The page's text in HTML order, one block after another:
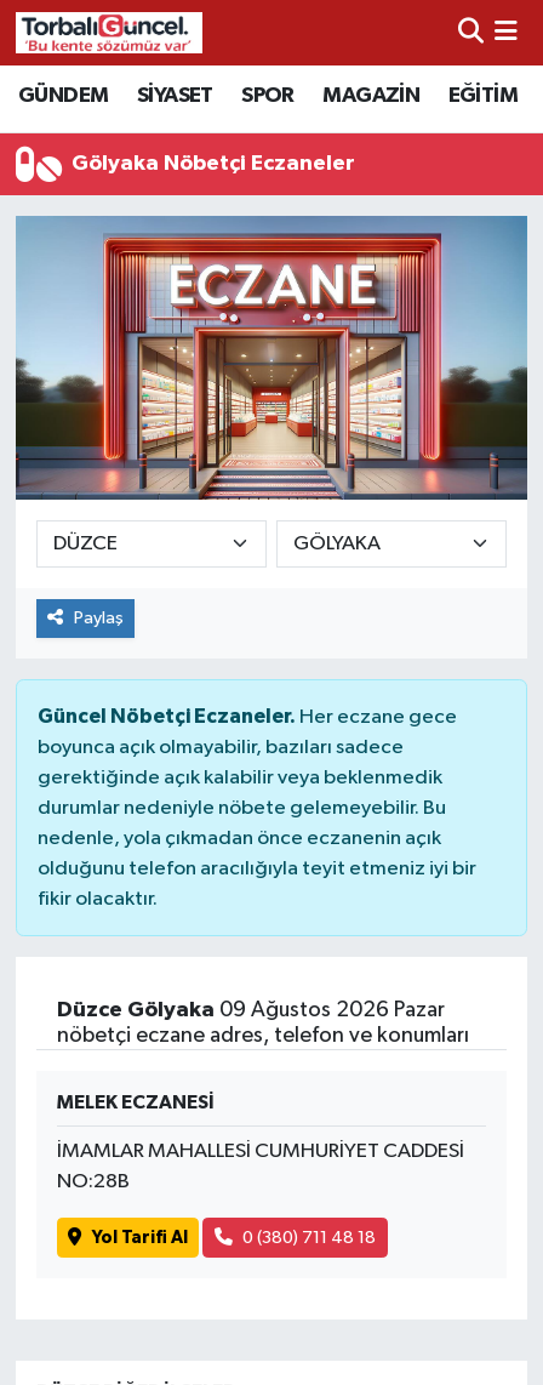
GÜNDEM SİYASET SPOR MAGAZİN EĞİTİM
Gölyaka Nöbetçi Eczaneler
Paylaş
Güncel Nöbetçi Eczaneler. Her eczane gece
boyunca açık olmayabilir, bazıları sadece
gerektiğinde açık kalabilir veya beklenmedik
durumlar nedeniyle nöbete gelemeyebilir. Bu
nedenle, yola çıkmadan önce eczanenin açık
olduğunu telefon aracılığıyla teyit etmeniz iyi bir
fikir olacaktır.
Düzce Gölyaka 09 Ağustos 2026 Pazar
nöbetçi eczane adres, telefon ve konumları
MELEK ECZANESİ
İMAMLAR MAHALLESİ CUMHURİYET CADDESİ
NO:28B
Yol Tarifi Al 0 (380) 711 48 18
İzmir Nöbetçi Eczaneler
İzmir Hava Durumu
İzmir Namaz Vakitleri
İzmir Trafik Yoğunluk Haritası
Süper Lig Puan Durumu ve Fikstür
Tüm Manşetler
Son Dakika Haberleri
Haber Arşivi